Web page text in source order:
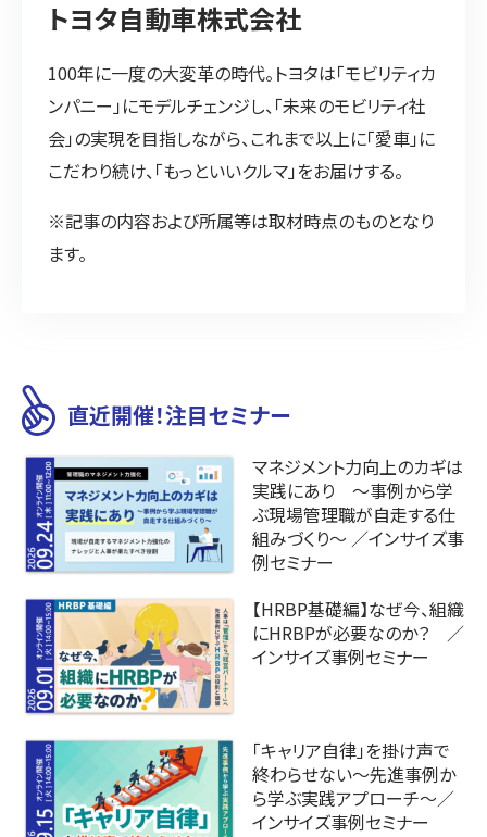
トヨタ自動車株式会社
100年に一度の大変革の時代。トヨタは「モビリティカ
ンパニー」にモデルチェンジし、「未来のモビリティ社
会」の実現を目指しながら、これまで以上に「愛車」に
こだわり続け、「もっといいクルマ」をお届けする。
※記事の内容および所属等は取材時点のものとなり
ます。
直近開催！注目セミナー
マネジメント力向上のカギは
実践にあり ～事例から学
ぶ現場管理職が自走する仕
組みづくり～ ／インサイズ事
例セミナー
【HRBP基礎編】なぜ今、組織
にHRBPが必要なのか？ ／
インサイズ事例セミナー
「キャリア自律」を掛け声で
終わらせない〜先進事例か
ら学ぶ実践アプローチ～／
インサイズ事例セミナー